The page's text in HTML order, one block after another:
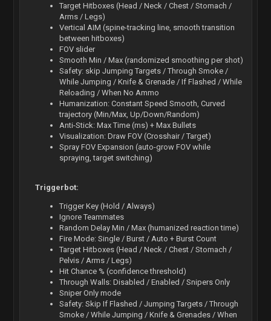
Target Hitboxes (Head / Neck / Chest / Stomach /
Arms / Legs)
Vertical AIM (spine-tracking line, smooth transition
between hitboxes)
FOV slider
Smooth Min / Max (randomized smoothing per shot)
Safety: skip Jumping Targets / Through Smoke /
While Jumping / Knife & Grenade / If Flashed / While
Reloading / When No Ammo
Humanization: Constant Speed Smooth, Curved
trajectory (Min/Max, Up/Down/Random)
Anti-Stick: Max Time (ms) + Max Bullets
Visualization: Draw FOV (Crosshair / Target)
Spray FOV Expansion (auto-grow FOV while
spraying, target switching)
Triggerbot:
Trigger Key (Hold / Always)
Ignore Teammates
Random Delay Min / Max (humanized reaction time)
Fire Mode: Single / Burst / Auto + Burst Count
Target Hitboxes (Head / Neck / Chest / Stomach /
Pelvis / Arms / Legs)
Hit Chance % (confidence threshold)
Through Walls: Disabled / Enabled / Snipers Only
Sniper Only mode
Safety: Skip If Flashed / Jumping Targets / Through
Smoke / While Jumping / Knife & Grenades / When